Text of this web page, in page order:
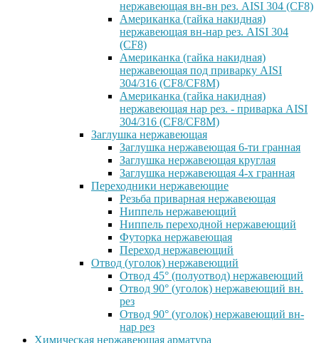
нержавеющая вн-вн рез. AISI 304 (CF8)
Американка (гайка накидная)
нержавеющая вн-нар рез. AISI 304
(CF8)
Американка (гайка накидная)
нержавеющая под приварку AISI
304/316 (CF8/CF8M)
Американка (гайка накидная)
нержавеющая нар рез. - приварка AISI
304/316 (CF8/CF8M)
Заглушка нержавеющая
Заглушка нержавеющая 6-ти гранная
Заглушка нержавеющая круглая
Заглушка нержавеющая 4-х гранная
Переходники нержавеющие
Резьба приварная нержавеющая
Ниппель нержавеющий
Ниппель переходной нержавеющий
Футорка нержавеющая
Переход нержавеющий
Отвод (уголок) нержавеющий
Отвод 45° (полуотвод) нержавеющий
Отвод 90° (уголок) нержавеющий вн.
рез
Отвод 90° (уголок) нержавеющий вн-
нар рез
Химическая нержавеющая арматура